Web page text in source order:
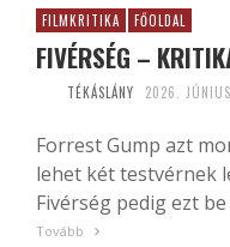
FILMKRITIKA FŐOLDAL
FIVÉRSÉG –
TÉKÁSLÁNY 2026.
Forrest Gump azt
lehet két testvérnek
Fivérség pedig ezt
Tovább